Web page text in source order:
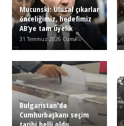
Mucunski: Ulusal çıkarlar
önceliğimiz, hedefimiz
AB’ye tam üyelik
31 Temmuz 2026 Cuma
Bulgaristan'da
Cumhurbaşkanı seçim
tarihi belli oldu